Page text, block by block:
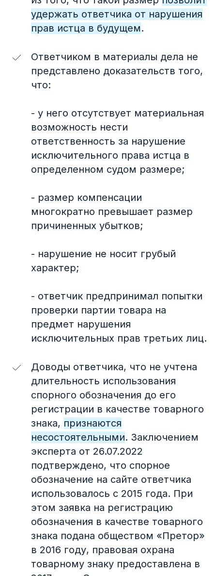
удержать ответчика от нарушения
прав истца в будущем.
Ответчиком в материалы дела не
представлено доказательств того,
что:
- у него отсутствует материальная
возможность нести
ответственность за нарушение
исключительного права истца в
определенном судом размере;
- размер компенсации
многократно превышает размер
причиненных убытков;
- нарушение не носит грубый
характер;
- ответчик предпринимал попытки
проверки партии товара на
предмет нарушения
исключительных прав третьих лиц.
Доводы ответчика, что не учтена
длительность использования
спорного обозначения до его
регистрации в качестве товарного
знака, признаются
несостоятельными. Заключением
эксперта от 26.07.2022
подтверждено, что спорное
обозначение на сайте ответчика
использовалось с 2015 года. При
этом заявка на регистрацию
обозначения в качестве товарного
знака подана обществом «Претор»
в 2016 году, правовая охрана
товарному знаку предоставлена в
Афиша 04
как способ коммерциализации ИС»